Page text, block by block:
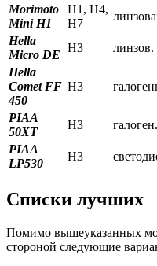
Morimoto
Mini H1
H1, H4,
H7
Hella
Micro DE
H3 линзов.
Hella
Comet FF
450
H3
PIAA
50XT
H3 галоген.
PIAA
LP530
H3
Списки лучших
Помимо вышеуказанных
стороной следующие